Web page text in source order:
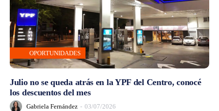
OPORTUNIDADES
Julio no se queda atrás en la YPF del Centro, conocé
los descuentos del mes
Gabriela Fernández - 03/07/2026